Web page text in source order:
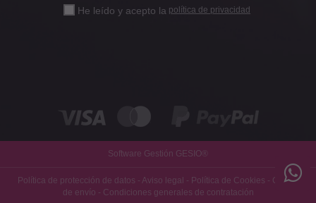
He leído y acepto la política de privacidad
Software Gestión GESIO®
Política de protección de datos - Aviso legal - Política de Cookies - Gastos
de envío - Condiciones generales de contratación